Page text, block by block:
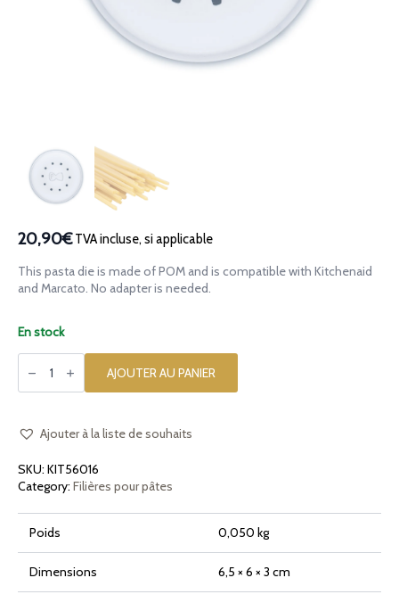
20,90€TVA incluse, si applicable
This pasta die is made of POM and is compatible with Kitchenaid
and Marcato. No adapter is needed.
En stock
quantité
de
en
Quadri
Kitchenaid
AJOUTER AU PANIER
Ajouter à la liste de souhaits
SKU: KIT56016
Category: Filières pour pâtes
Poids 0,050 kg
Dimensions 6,5 × 6 × 3 cm